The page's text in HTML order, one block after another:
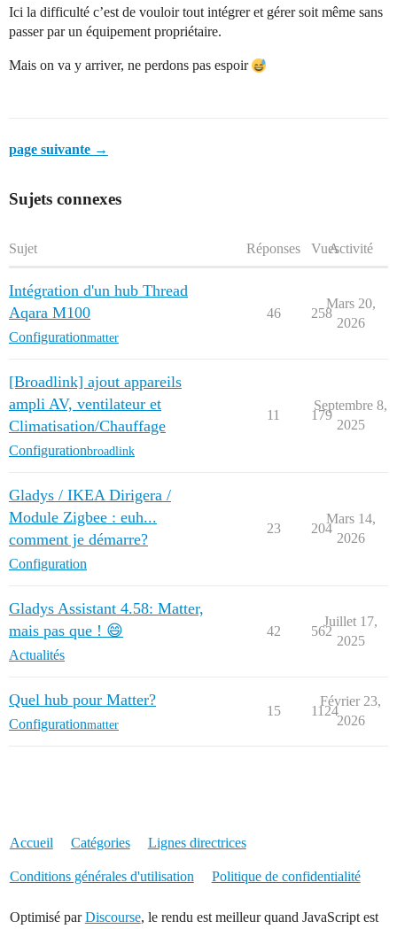
Ici la difficulté c’est de vouloir tout intégrer et gérer soit même sans
passer par un équipement propriétaire.
Mais on va y arriver, ne perdons pas espoir
page suivante →
Sujets connexes
Sujet Réponses VuesActivité
Intégration d'un hub Thread
Aqara M100
Configurationmatter
46 258
Mars 20,
2026
[Broadlink] ajout appareils
ampli AV, ventilateur et
Climatisation/Chauffage
Configurationbroadlink
11 179
Septembre 8,
2025
Gladys / IKEA Dirigera /
Module Zigbee : euh...
comment je démarre?
Configuration
23 204
Mars 14,
2026
Gladys Assistant 4.58: Matter,
mais pas que ! 😄
Actualités
42 562
Juillet 17,
2025
Quel hub pour Matter?
Configurationmatter
15 1124
Février 23,
2026
Accueil Catégories Lignes directrices
Conditions générales d'utilisation Politique de confidentialité
Optimisé parDiscourse, le rendu est meilleur quand JavaScript est